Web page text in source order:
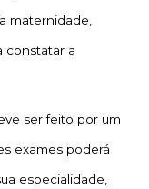
maternidade,
constatar a
ser feito por um
exames poderá
especialidade,